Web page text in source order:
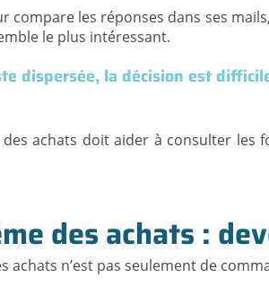
compare les réponses dans ses
le plus intéressant.
dispersée, la décision est
achats doit aider à consulter
des achats :
achats n’est pas seulement de